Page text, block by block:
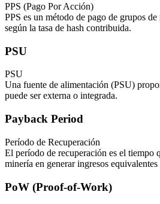
PPS (Pago Por Acción)
PPS es un método de pago de grupos
según la tasa de hash contribuida.
PSU
PSU
Una fuente de alimentación (PSU)
puede ser externa o integrada.
Payback Period
Período de Recuperación
El período de recuperación es el tiempo
minería en generar ingresos equivalentes
PoW (Proof-of-Work)